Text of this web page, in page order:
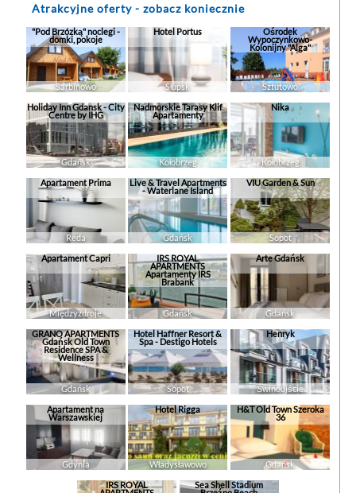
Atrakcyjne oferty - zobacz koniecznie
"Pod Brzózką" noclegi -
domki, pokoje
Sarbinowo
Hotel Portus
Słupsk
Ośrodek
Wypoczynkowo-
Kolonijny "Alga"
Sztutowo
Holiday Inn Gdansk - City
Centre by IHG
Gdańsk
Nadmorskie Tarasy Klif
Apartamenty
Kołobrzeg
Nika
Kołobrzeg
Apartament Prima
Reda
Live & Travel Apartments
- Waterlane Island
Gdańsk
VIU Garden & Sun
Sopot
Apartament Capri
Międzyzdroje
IRS ROYAL
APARTMENTS
Apartamenty IRS
Brabank
Gdańsk
Arte Gdańsk
Gdańsk
GRANO APARTMENTS
Gdańsk Old Town
Residence SPA &
Wellness
Gdańsk
Hotel Haffner Resort &
Spa - Destigo Hotels
Sopot
Henryk
Świnoujście
Apartament na
Warszawskiej
Gdynia
Hotel Rigga
Władysławowo
H&T Old Town Szeroka
36
Gdańsk
IRS ROYAL
Sea Shell Stadium